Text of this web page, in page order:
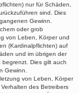
nur für Schäden,
sind. Dies
Gewinn.
oder grob
von Leben, Körper und
(Kardinalpflichten) auf
und im übrigen der
Dies gilt auch
Gewinn.
von Leben, Körper
des Betreibers